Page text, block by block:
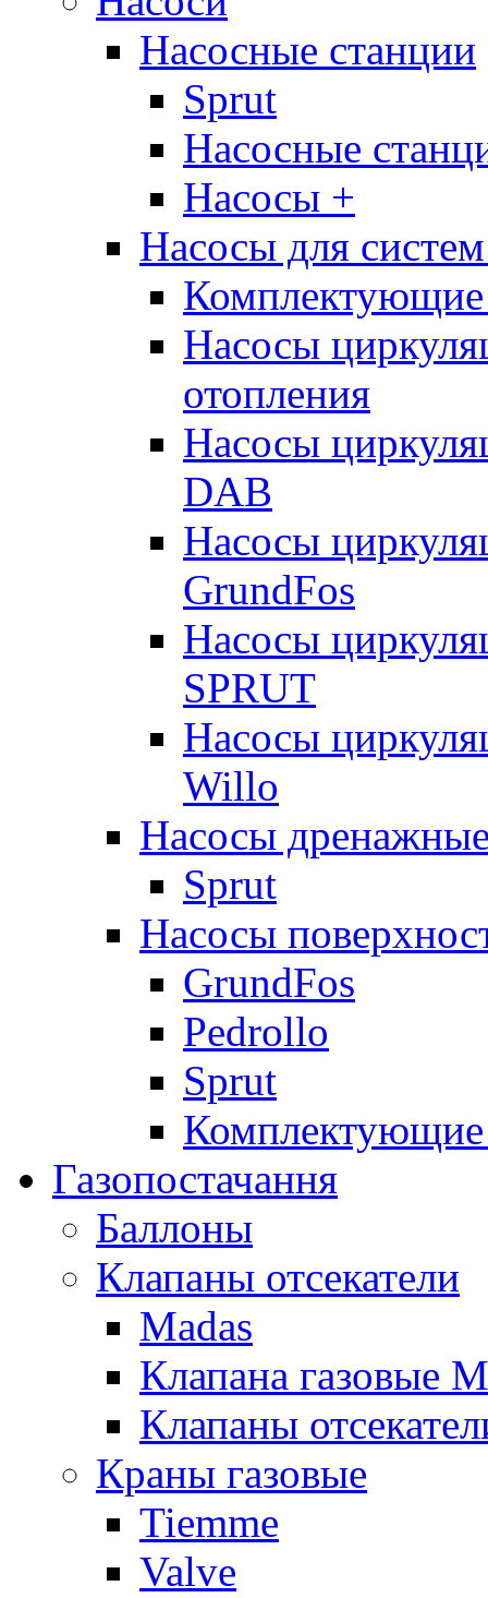
Насосные станции
Sprut
Насосные
Насосы +
Насосы для
Комплектующие
Насосы
отопления
Насосы
DAB
Насосы
GrundFos
Насосы
SPRUT
Насосы
Willo
Насосы
Sprut
Насосы
GrundFos
Pedrollo
Sprut
Комплектующие
Газопостачання
Баллоны
Клапаны отсекатели
Madas
Клапана газовые
Клапаны
Краны газовые
Tiemme
Valve